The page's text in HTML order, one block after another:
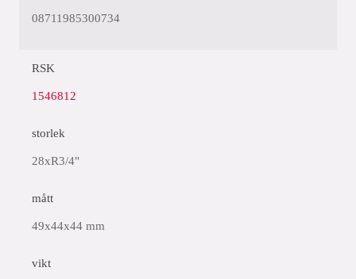
08711985300734
RSK
1546812
storlek
28xR3/4"
mått
49x44x44 mm
vikt